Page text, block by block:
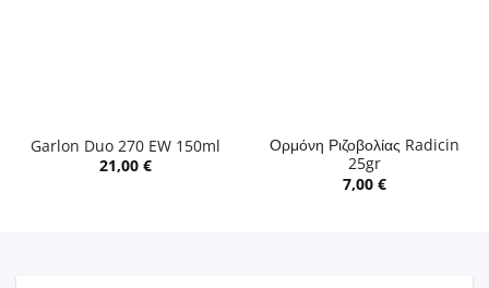
Garlon Duo 270 EW 150ml
21,00 €
Ορμόνη Ριζοβολίας Radicin
25gr
7,00 €